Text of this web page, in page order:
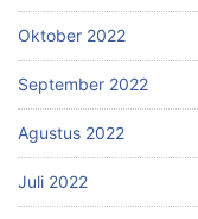
Oktober 2022
September 2022
Agustus 2022
Juli 2022